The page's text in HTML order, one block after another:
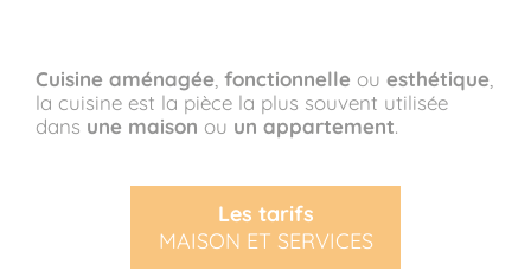
Cuisine aménagée, fonctionnelle ou esthétique,
la cuisine est la pièce la plus souvent utilisée
dans une maison ou un appartement.
Les tarifs
MAISON ET SERVICES